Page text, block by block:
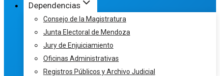
Dependencias
Consejo de la Magistratura
Junta Electoral de Mendoza
Jury de Enjuiciamiento
Oficinas Administrativas
Registros Públicos y Archivo Judicial